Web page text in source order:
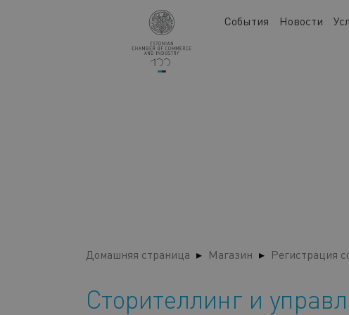
Main
События Новости
Домашняя страница Магазин Регистрация
Сторителлинг и